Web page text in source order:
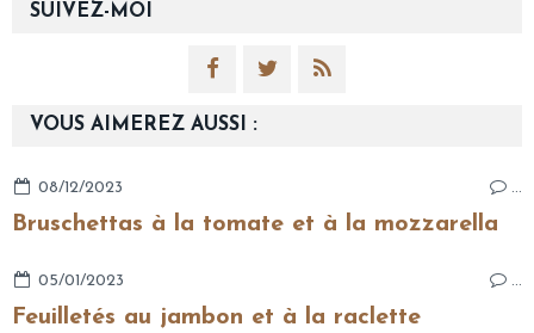
SUIVEZ-MOI
VOUS AIMEREZ AUSSI :
08/12/2023 …
Bruschettas à la tomate et à la mozzarella
05/01/2023 …
Feuilletés au jambon et à la raclette